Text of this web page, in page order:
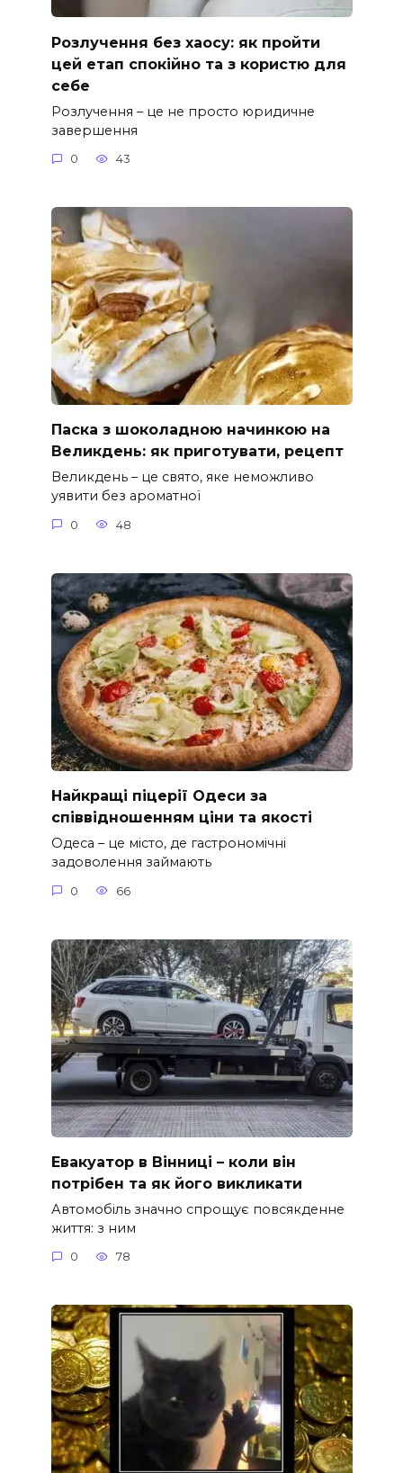
Розлучення без хаосу: як пройти
цей етап спокійно та з користю для
себе
Розлучення – це не просто юридичне
завершення
0 43
Паска з шоколадною начинкою на
Великдень: як приготувати, рецепт
Великдень – це свято, яке неможливо
уявити без ароматної
0 48
Найкращі піцерії Одеси за
співвідношенням ціни та якості
Одеса – це місто, де гастрономічні
задоволення займають
0 66
Евакуатор в Вінниці – коли він
потрібен та як його викликати
Автомобіль значно спрощує повсякденне
життя: з ним
0 78